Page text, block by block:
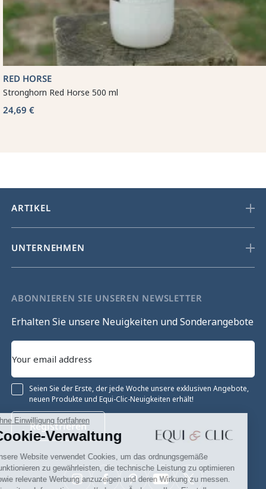
Ohne Einwilligung fortfahren
Cookie-Verwaltung
Unsere Website verwendet Cookies, um das ordnungsgemäße
Funktionieren zu gewährleisten, die technische Leistung zu optimieren
sowie relevante Werbung anzuzeigen und deren Wirkung zu messen.
RED HORSE
Stronghorn Red Horse 500 ml
24,69 €
ARTIKEL
UNTERNEHMEN
ABONNIEREN SIE UNSEREN NEWSLETTER
Erhalten Sie unsere Neuigkeiten und Sonderangebote
Seien Sie der Erste, der jede Woche unsere exklusiven Angebote,
neuen Produkte und Equi-Clic-Neuigkeiten erhält!
Registrieren
Facebook Twitter
YouTube
Pinterest
Instagram